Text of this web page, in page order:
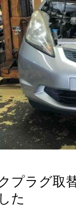
クプラグ
た